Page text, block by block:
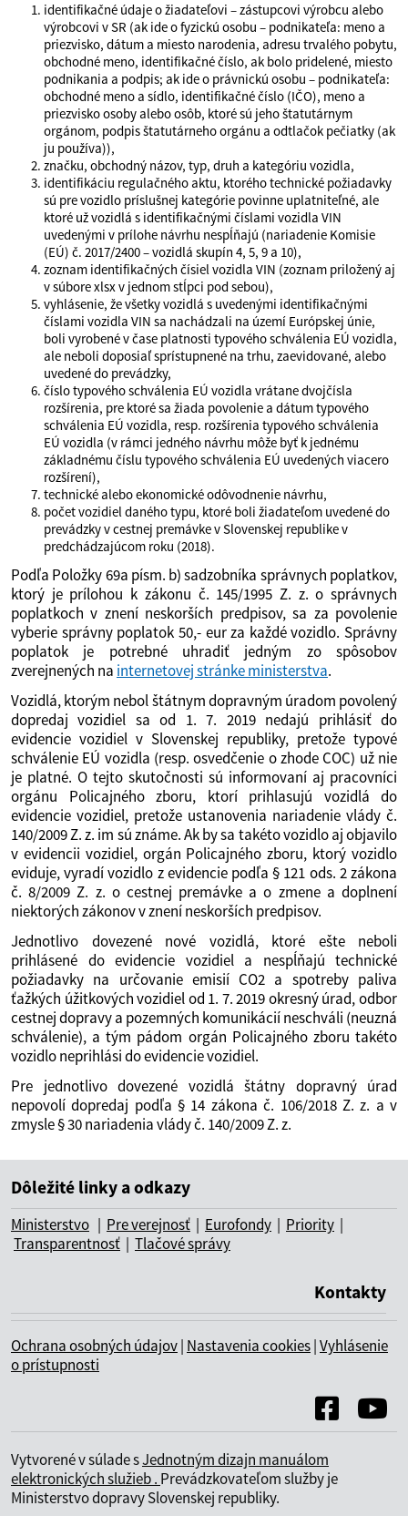
identifikačné údaje o žiadateľovi – zástupcovi výrobcu alebo
výrobcovi v SR (ak ide o fyzickú osobu – podnikateľa: meno a
priezvisko, dátum a miesto narodenia, adresu trvalého pobytu,
obchodné meno, identifikačné číslo, ak bolo pridelené, miesto
podnikania a podpis; ak ide o právnickú osobu – podnikateľa:
obchodné meno a sídlo, identifikačné číslo (IČO), meno a
priezvisko osoby alebo osôb, ktoré sú jeho štatutárnym
orgánom, podpis štatutárneho orgánu a odtlačok pečiatky (ak
ju používa)),
značku, obchodný názov, typ, druh a kategóriu vozidla,
identifikáciu regulačného aktu, ktorého technické požiadavky
sú pre vozidlo príslušnej kategórie povinne uplatniteľné, ale
ktoré už vozidlá s identifikačnými číslami vozidla VIN
uvedenými v prílohe návrhu nespĺňajú (nariadenie Komisie
(EÚ) č. 2017/2400 – vozidlá skupín 4, 5, 9 a 10),
zoznam identifikačných čísiel vozidla VIN (zoznam priložený aj
v súbore xlsx v jednom stĺpci pod sebou),
vyhlásenie, že všetky vozidlá s uvedenými identifikačnými
číslami vozidla VIN sa nachádzali na území Európskej únie,
boli vyrobené v čase platnosti typového schválenia EÚ vozidla,
ale neboli doposiaľ sprístupnené na trhu, zaevidované, alebo
uvedené do prevádzky,
číslo typového schválenia EÚ vozidla vrátane dvojčísla
rozšírenia, pre ktoré sa žiada povolenie a dátum typového
schválenia EÚ vozidla, resp. rozšírenia typového schválenia
EÚ vozidla (v rámci jedného návrhu môže byť k jednému
základnému číslu typového schválenia EÚ uvedených viacero
rozšírení),
technické alebo ekonomické odôvodnenie návrhu,
počet vozidiel daného typu, ktoré boli žiadateľom uvedené do
prevádzky v cestnej premávke v Slovenskej republike v
predchádzajúcom roku (2018).
Podľa Položky 69a písm. b) sadzobníka správnych poplatkov,
ktorý je prílohou k zákonu č. 145/1995 Z. z. o správnych
poplatkoch v znení neskorších predpisov, sa za povolenie
vyberie správny poplatok 50,- eur za každé vozidlo. Správny
poplatok je potrebné uhradiť jedným zo spôsobov
zverejnených na internetovej stránke ministerstva.
Vozidlá, ktorým nebol štátnym dopravným úradom povolený
dopredaj vozidiel sa od 1. 7. 2019 nedajú prihlásiť do
evidencie vozidiel v Slovenskej republiky, pretože typové
schválenie EÚ vozidla (resp. osvedčenie o zhode COC) už nie
je platné. O tejto skutočnosti sú informovaní aj pracovníci
orgánu Policajného zboru, ktorí prihlasujú vozidlá do
evidencie vozidiel, pretože ustanovenia nariadenie vlády č.
140/2009 Z. z. im sú známe. Ak by sa takéto vozidlo aj objavilo
v evidencii vozidiel, orgán Policajného zboru, ktorý vozidlo
eviduje, vyradí vozidlo z evidencie podľa § 121 ods. 2 zákona
č. 8/2009 Z. z. o cestnej premávke a o zmene a doplnení
niektorých zákonov v znení neskorších predpisov.
Jednotlivo dovezené nové vozidlá, ktoré ešte neboli
prihlásené do evidencie vozidiel a nespĺňajú technické
požiadavky na určovanie emisií CO2 a spotreby paliva
ťažkých úžitkových vozidiel od 1. 7. 2019 okresný úrad, odbor
cestnej dopravy a pozemných komunikácií neschváli (neuzná
schválenie), a tým pádom orgán Policajného zboru takéto
vozidlo neprihlási do evidencie vozidiel.
Pre jednotlivo dovezené vozidlá štátny dopravný úrad
nepovolí dopredaj podľa § 14 zákona č. 106/2018 Z. z. a v
zmysle § 30 nariadenia vlády č. 140/2009 Z. z.
Dôležité linky a odkazy
Ministerstvo | Pre verejnosť | Eurofondy | Priority |
Transparentnosť | Tlačové správy
Kontakty
Ochrana osobných údajov| Nastavenia cookies|Vyhlásenie
o prístupnosti
Vytvorené v súlade sJednotným dizajn manuálom
elektronických služieb . Prevádzkovateľom služby je
Ministerstvo dopravy Slovenskej republiky.